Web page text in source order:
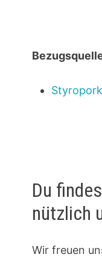
Du
nützlich
Wir freuen